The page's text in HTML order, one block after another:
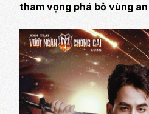
tham vọng phá bỏ vùng